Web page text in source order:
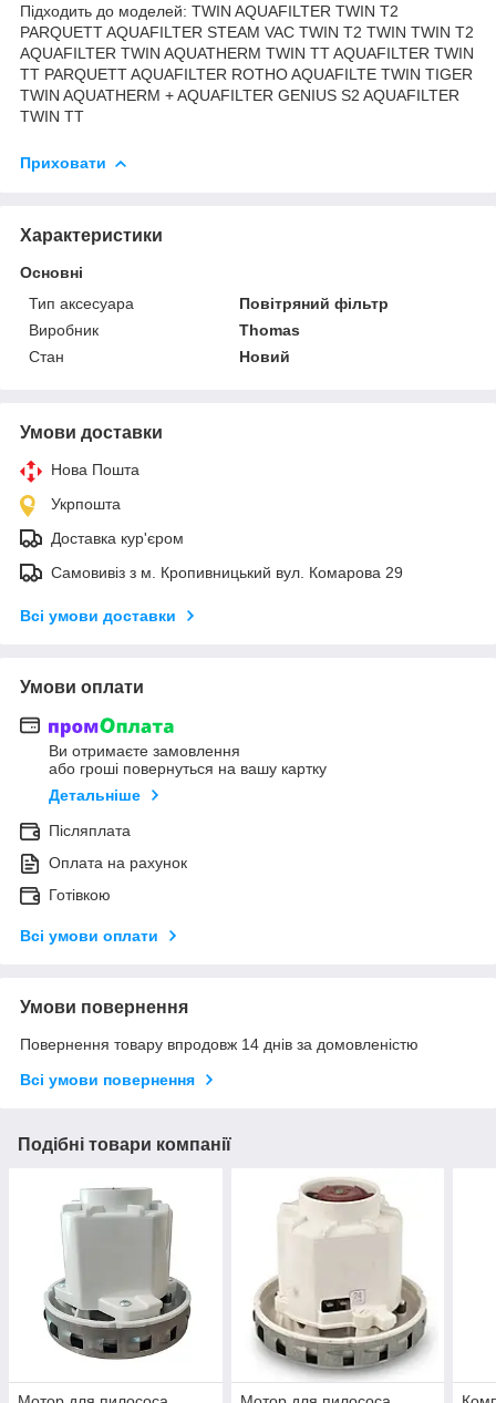
Підходить до моделей: TWIN AQUAFILTER TWIN T2
PARQUETT AQUAFILTER STEAM VAC TWIN T2 TWIN TWIN T2
AQUAFILTER TWIN AQUATHERM TWIN TT AQUAFILTER TWIN
TT PARQUETT AQUAFILTER ROTHO AQUAFILTE TWIN TIGER
TWIN AQUATHERM + AQUAFILTER GENIUS S2 AQUAFILTER
TWIN TT
Приховати
Характеристики
Основні
Тип аксесуара
Повітряний фільтр
Виробник
Thomas
Стан
Новий
Умови доставки
Нова Пошта
Укрпошта
Доставка кур'єром
Самовивіз з м. Кропивницький вул. Комарова 29
Всі умови доставки
Умови оплати
Ви отримаєте замовлення
або гроші повернуться на вашу картку
Детальніше
Післяплата
Оплата на рахунок
Готівкою
Всі умови оплати
Умови повернення
Повернення товару впродовж 14 днів за домовленістю
Всі умови повернення
Подібні товари компанії